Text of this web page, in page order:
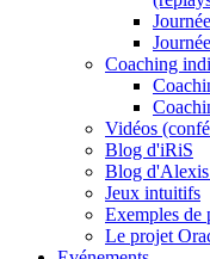
Coaching
Vidéos
Blog d'iRiS
Blog
Jeux intuitifs
Exemples de
Le projet